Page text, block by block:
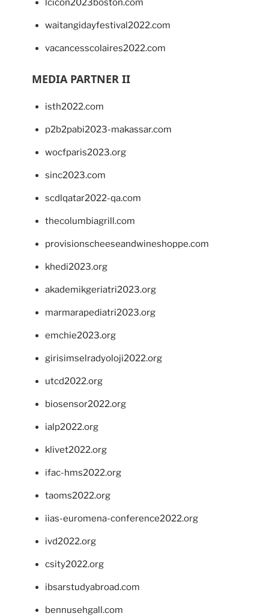
lcicon2023boston.com
waitangidayfestival2022.com
vacancesscolaires2022.com
MEDIA PARTNER II
isth2022.com
p2b2pabi2023-makassar.com
wocfparis2023.org
sinc2023.com
scdlqatar2022-qa.com
thecolumbiagrill.com
provisionscheeseandwineshoppe.com
khedi2023.org
akademikgeriatri2023.org
marmarapediatri2023.org
emchie2023.org
girisimselradyoloji2022.org
utcd2022.org
biosensor2022.org
ialp2022.org
klivet2022.org
ifac-hms2022.org
taoms2022.org
iias-euromena-conference2022.org
ivd2022.org
csity2022.org
ibsarstudyabroad.com
bennusehgall.com